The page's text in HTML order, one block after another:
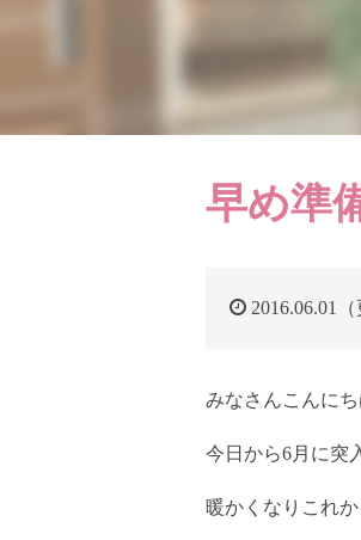
早め準
2016.06.01
みなさんこんにち
今日から6月に突
暖かくなりこれ